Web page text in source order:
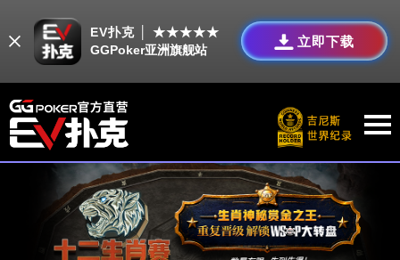
EV扑克 │ ★★★★★
GGPoker亚洲旗舰站
立即下载